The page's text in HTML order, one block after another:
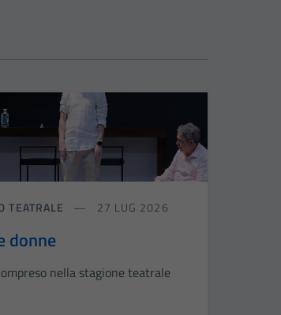
TEATRALE 27 LUG 2026
donne
nella stagione teatrale